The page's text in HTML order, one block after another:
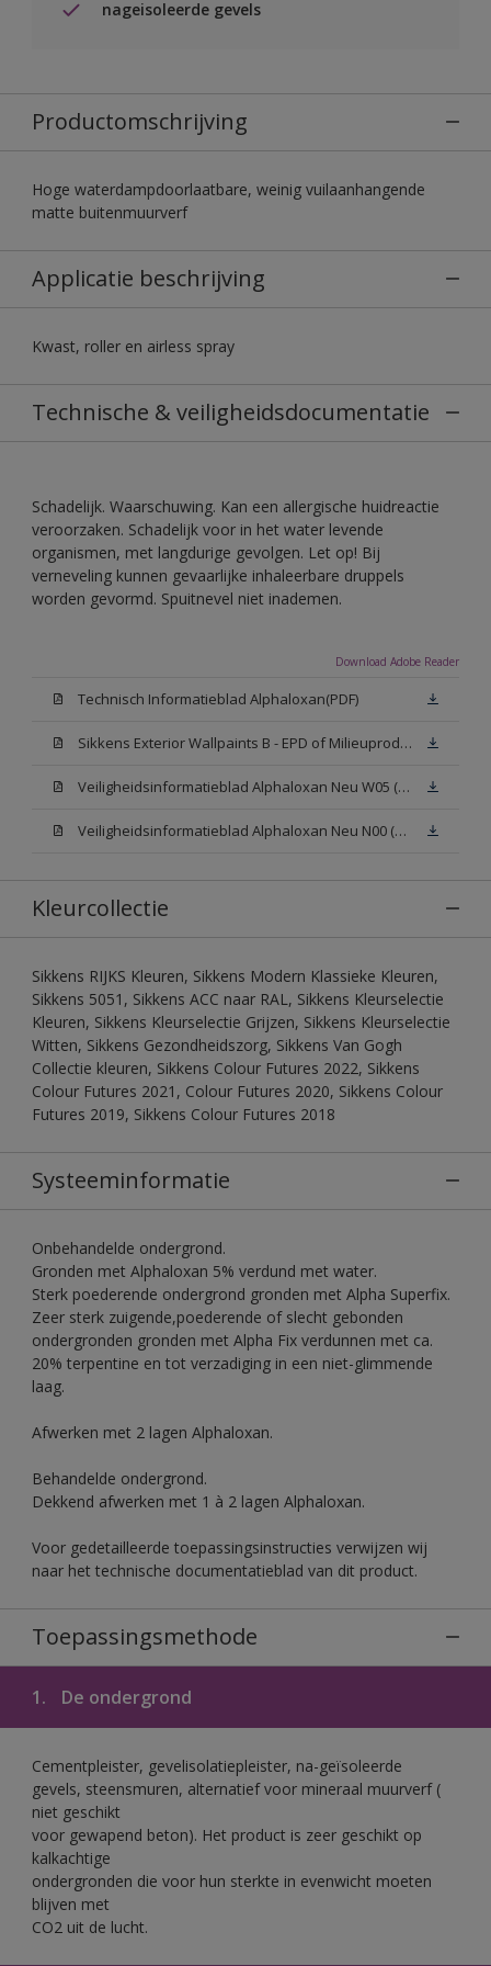
nageisoleerde gevels
Productomschrijving
Hoge waterdampdoorlaatbare, weinig vuilaanhangende
matte buitenmuurverf
Applicatie beschrijving
Kwast, roller en airless spray
Technische & veiligheidsdocumentatie
Schadelijk. Waarschuwing. Kan een allergische huidreactie
veroorzaken. Schadelijk voor in het water levende
organismen, met langdurige gevolgen. Let op! Bij
verneveling kunnen gevaarlijke inhaleerbare druppels
worden gevormd. Spuitnevel niet inademen.
Download Adobe Reader
Technisch Informatieblad Alphaloxan(PDF)
Sikkens Exterior Wallpaints B - EPD of Milieuproductverklaring
Veiligheidsinformatieblad Alphaloxan Neu W05 (MSDS)
Veiligheidsinformatieblad Alphaloxan Neu N00 (MSDS)
Kleurcollectie
Sikkens RIJKS Kleuren, Sikkens Modern Klassieke Kleuren,
Sikkens 5051, Sikkens ACC naar RAL, Sikkens Kleurselectie
Kleuren, Sikkens Kleurselectie Grijzen, Sikkens Kleurselectie
Witten, Sikkens Gezondheidszorg, Sikkens Van Gogh
Collectie kleuren, Sikkens Colour Futures 2022, Sikkens
Colour Futures 2021, Colour Futures 2020, Sikkens Colour
Futures 2019, Sikkens Colour Futures 2018
Systeeminformatie
Onbehandelde ondergrond.
Gronden met Alphaloxan 5% verdund met water.
Sterk poederende ondergrond gronden met Alpha Superfix.
Zeer sterk zuigende,poederende of slecht gebonden
ondergronden gronden met Alpha Fix verdunnen met ca.
20% terpentine en tot verzadiging in een niet-glimmende
laag.
Afwerken met 2 lagen Alphaloxan.
Behandelde ondergrond.
Dekkend afwerken met 1 à 2 lagen Alphaloxan.
Voor gedetailleerde toepassingsinstructies verwijzen wij
naar het technische documentatieblad van dit product.
Toepassingsmethode
1. De ondergrond
Cementpleister, gevelisolatiepleister, na-geïsoleerde
gevels, steensmuren, alternatief voor mineraal muurverf (
niet geschikt
voor gewapend beton). Het product is zeer geschikt op
kalkachtige
ondergronden die voor hun sterkte in evenwicht moeten
blijven met
CO2 uit de lucht.